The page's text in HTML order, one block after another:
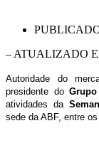
– ATUALIZADO
Autoridade do
presidente do
atividades da
sede da ABF, entre